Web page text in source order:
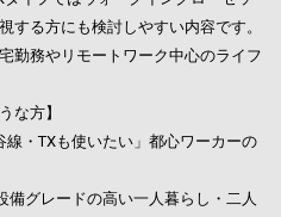
する方にも検討しやすい内容です。
勤務やリモートワーク中心のライフ
な方】
線・TXも使いたい」都心ワーカーの
備グレードの高い一人暮らし・二人